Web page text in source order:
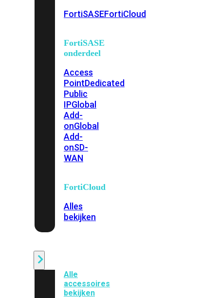
FortiSASEFortiCloud
FortiSASE
onderdeel
Access
PointDedicated
Public
IPGlobal
Add-
onGlobal
Add-
onSD-
WAN
FortiCloud
Alles
bekijken
Alle
accessoires
bekijken